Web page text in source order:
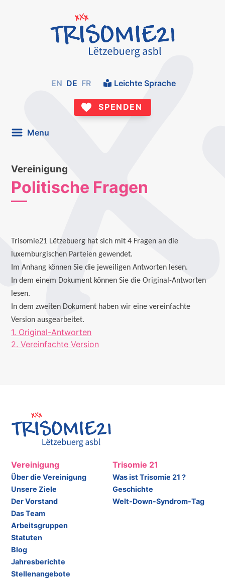
EN DE FR Leichte Sprache
SPENDEN
Menu
Vereinigung
Politische Fragen
Trisomie21 Lëtzebuerg hat sich mit 4 Fragen an die
luxemburgischen Parteien gewendet.
Im Anhang können Sie die jeweiligen Antworten lesen.
In dem einem Dokument können Sie die Original-Antworten
lesen.
In dem zweiten Dokument haben wir eine vereinfachte
Version ausgearbeitet.
1. Original-Antworten
2. Vereinfachte Version
Vereinigung
Über die Vereinigung
Unsere Ziele
Der Vorstand
Das Team
Arbeitsgruppen
Statuten
Blog
Jahresberichte
Stellenangebote
Trisomie 21
Was ist Trisomie 21 ?
Geschichte
Welt-Down-Syndrom-Tag